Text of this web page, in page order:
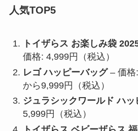
人気TOP5
トイザらス お楽しみ袋
価格: 4,999円（税込）
レゴ ハッピーバッグ– 価格:
から9,999円（税込）
ジュラシックワールド ハッ
5,999円（税込）